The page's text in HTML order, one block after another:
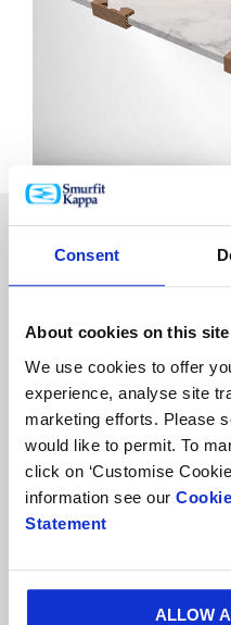
Consent
About cookies on this site
We use cookies to offer
experience, analyse site
marketing efforts. Please
would like to permit. To
click on ‘Customise
information see our
Statement
ALLOW